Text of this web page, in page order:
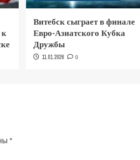
Витебск сыграет в финале
Евро-Азиатского Кубка
Дружбы
11.01.2026 0
*